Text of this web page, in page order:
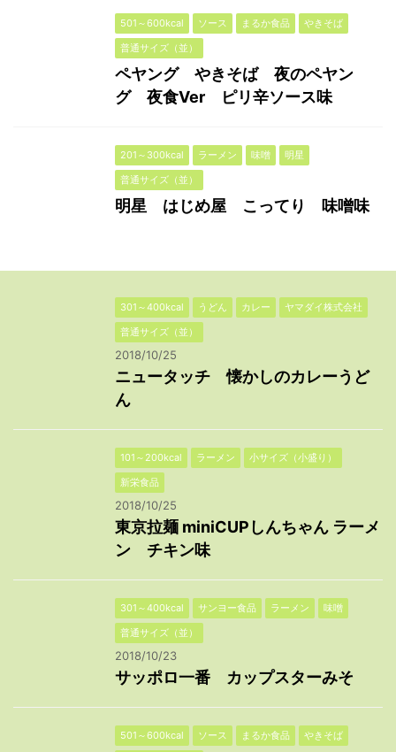
501～600kcal ソース まるか食品
やきそば
普通サイズ（並）
ペヤング やきそば 夜のペヤン
グ 夜食Ver ピリ辛ソース味
201～300kcal ラーメン 味噌
明星
普通サイズ（並）
明星 はじめ屋 こってり 味噌味
301～400kcal うどん カレー
ヤマダイ株式会社
普通サイズ（並）
2018/10/25
ニュータッチ 懐かしのカレーうど
ん
101～200kcal ラーメン
小サイズ（小盛り）
新栄食品
2018/10/25
東京拉麺 miniCUPしんちゃん ラーメ
ン チキン味
301～400kcal サンヨー食品 ラーメン
味噌
普通サイズ（並）
2018/10/23
サッポロ一番 カップスターみそ
501～600kcal ソース まるか食品 やきそば